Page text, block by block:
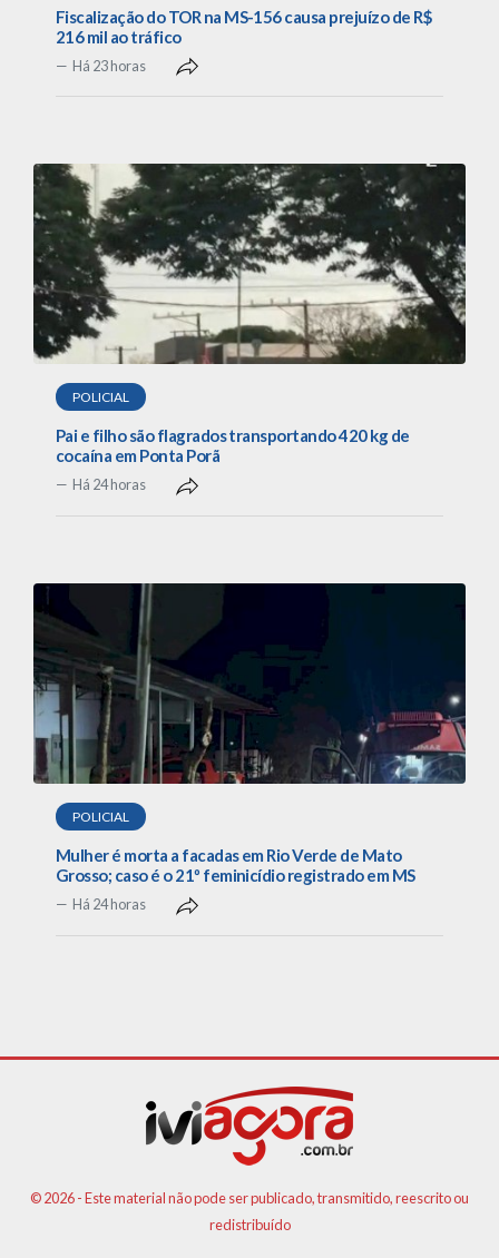
Fiscalização do TOR na MS-156 causa prejuízo de R$
216 mil ao tráfico
Há 23 horas
POLICIAL
Pai e filho são flagrados transportando 420 kg de
cocaína em Ponta Porã
Há 24 horas
POLICIAL
Mulher é morta a facadas em Rio Verde de Mato
Grosso; caso é o 21º feminicídio registrado em MS
Há 24 horas
© 2026 - Este material não pode ser publicado, transmitido, reescrito ou
redistribuído